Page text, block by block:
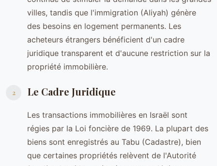
villes, tandis que l'immigration (Aliyah) génère
des besoins en logement permanents. Les
acheteurs étrangers bénéficient d'un cadre
juridique transparent et d'aucune restriction sur la
propriété immobilière.
2 Le Cadre Juridique
Les transactions immobilières en Israël sont
régies par la Loi foncière de 1969. La plupart des
biens sont enregistrés au Tabu (Cadastre), bien
que certaines propriétés relèvent de l'Autorité